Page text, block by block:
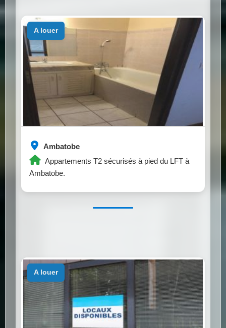
Ambatobe
Appartements T2 sécurisés à pied du LFT à
Ambatobe.
a louer
a louer